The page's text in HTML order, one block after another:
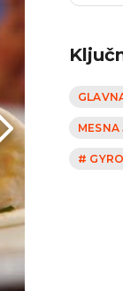
MESNA
#